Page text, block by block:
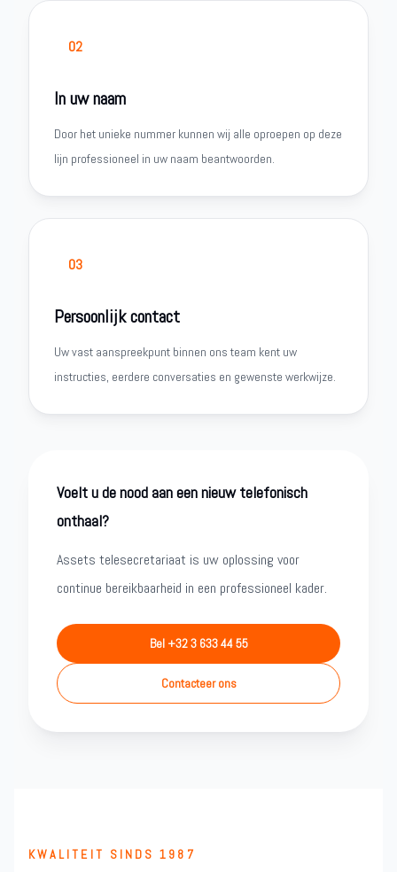
02
In uw naam
Door het unieke nummer kunnen wij alle oproepen op deze
lijn professioneel in uw naam beantwoorden.
03
Persoonlijk contact
Uw vast aanspreekpunt binnen ons team kent uw
instructies, eerdere conversaties en gewenste werkwijze.
Voelt u de nood aan een nieuw telefonisch
onthaal?
Assets telesecretariaat is uw oplossing voor
continue bereikbaarheid in een professioneel kader.
Bel +32 3 633 44 55
Contacteer ons
KWALITEIT SINDS 1987